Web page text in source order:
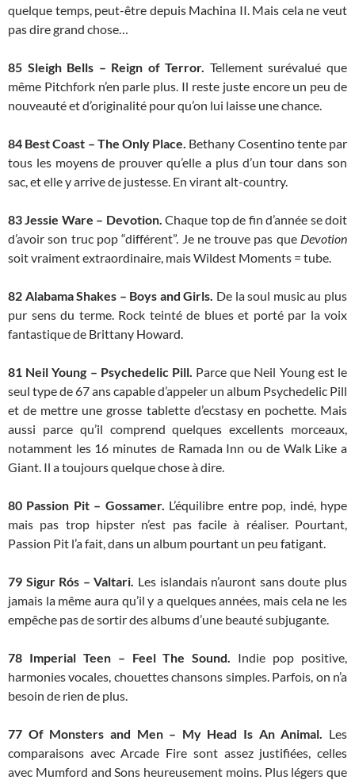
quelque temps, peut-être depuis Machina II. Mais cela ne veut
pas dire grand chose…
85 Sleigh Bells – Reign of Terror. Tellement surévalué que
même Pitchfork n’en parle plus. Il reste juste encore un peu de
nouveauté et d’originalité pour qu’on lui laisse une chance.
84 Best Coast – The Only Place. Bethany Cosentino tente par
tous les moyens de prouver qu’elle a plus d’un tour dans son
sac, et elle y arrive de justesse. En virant alt-country.
83 Jessie Ware – Devotion.Chaque top de fin d’année se doit
d’avoir son truc pop “différent”. Je ne trouve pas que Devotion
soit vraiment extraordinaire, mais Wildest Moments = tube.
82 Alabama Shakes – Boys and Girls. De la soul music au plus
pur sens du terme. Rock teinté de blues et porté par la voix
fantastique de Brittany Howard.
81 Neil Young – Psychedelic Pill. Parce que Neil Young est le
seul type de 67 ans capable d’appeler un album Psychedelic Pill
et de mettre une grosse tablette d’ecstasy en pochette. Mais
aussi parce qu’il comprend quelques excellents morceaux,
notamment les 16 minutes de Ramada Inn ou de Walk Like a
Giant. Il a toujours quelque chose à dire.
80 Passion Pit – Gossamer. L’équilibre entre pop, indé, hype
mais pas trop hipster n’est pas facile à réaliser. Pourtant,
Passion Pit l’a fait, dans un album pourtant un peu fatigant.
79 Sigur Rós – Valtari. Les islandais n’auront sans doute plus
jamais la même aura qu’il y a quelques années, mais cela ne les
empêche pas de sortir des albums d’une beauté subjugante.
78 Imperial Teen – Feel The Sound. Indie pop positive,
harmonies vocales, chouettes chansons simples. Parfois, on n’a
besoin de rien de plus.
77 Of Monsters and Men – My Head Is An Animal. Les
comparaisons avec Arcade Fire sont assez justifiées, celles
avec Mumford and Sons heureusement moins. Plus légers que